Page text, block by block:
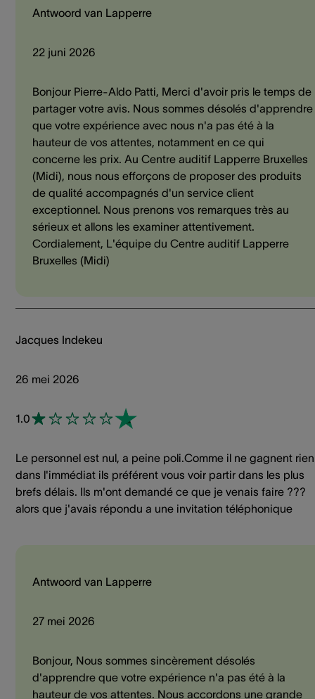
Antwoord van Lapperre
22 juni 2026
Bonjour Pierre-Aldo Patti, Merci d'avoir pris le temps de
partager votre avis. Nous sommes désolés d'apprendre
que votre expérience avec nous n'a pas été à la
hauteur de vos attentes, notamment en ce qui
concerne les prix. Au Centre auditif Lapperre Bruxelles
(Midi), nous nous efforçons de proposer des produits
de qualité accompagnés d'un service client
exceptionnel. Nous prenons vos remarques très au
sérieux et allons les examiner attentivement.
Cordialement, L'équipe du Centre auditif Lapperre
Bruxelles (Midi)
Jacques Indekeu
26 mei 2026
1.0
Le personnel est nul, a peine poli.Comme il ne gagnent rien
dans l'immédiat ils préférent vous voir partir dans les plus
brefs délais. Ils m'ont demandé ce que je venais faire ???
alors que j'avais répondu a une invitation téléphonique
Antwoord van Lapperre
27 mei 2026
Bonjour, Nous sommes sincèrement désolés
d'apprendre que votre expérience n'a pas été à la
hauteur de vos attentes. Nous accordons une grande